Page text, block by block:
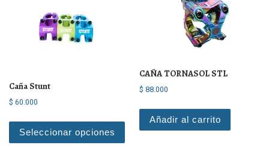
Caña Stunt
$ 60.000
Seleccionar opciones
Este producto tiene múltiples
CAÑA TORNASOL STL
$ 88.000
Añadir al carrito